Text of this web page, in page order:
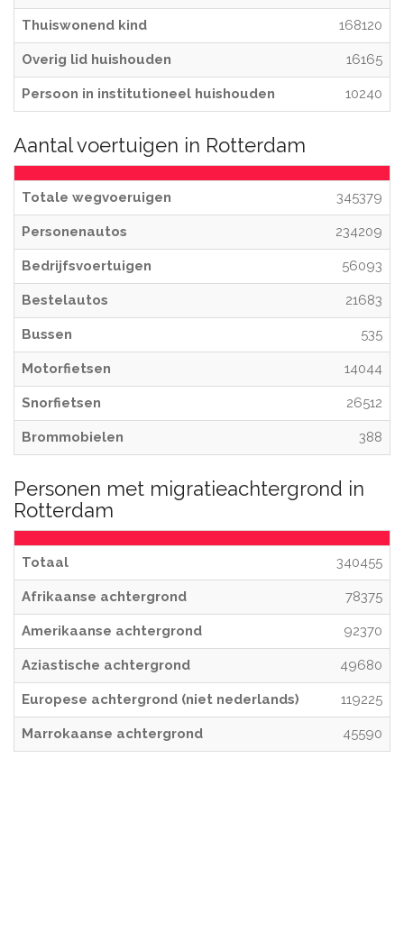
Thuiswonend kind 168120
Overig lid huishouden 16165
Persoon in institutioneel huishouden 10240
Aantal voertuigen in Rotterdam
Totale wegvoeruigen 345379
Personenautos 234209
Bedrijfsvoertuigen 56093
Bestelautos 21683
Bussen 535
Motorfietsen 14044
Snorfietsen 26512
Brommobielen 388
Personen met migratieachtergrond in
Rotterdam
Totaal 340455
Afrikaanse achtergrond 78375
Amerikaanse achtergrond 92370
Aziastische achtergrond 49680
Europese achtergrond (niet nederlands) 119225
Marrokaanse achtergrond 45590